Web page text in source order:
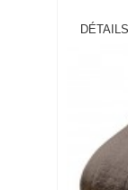
DÉTAILS